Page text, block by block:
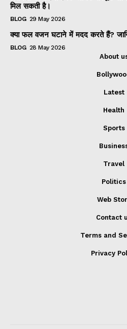
मिल सकती है।
BLOG 29 May 2026
क्या फल वजन घटाने में मदद करते हैं?
BLOG 28 May 2026
About
Latest
Health
Sports
Travel
Politics
Web
Contact
Terms and
Privacy